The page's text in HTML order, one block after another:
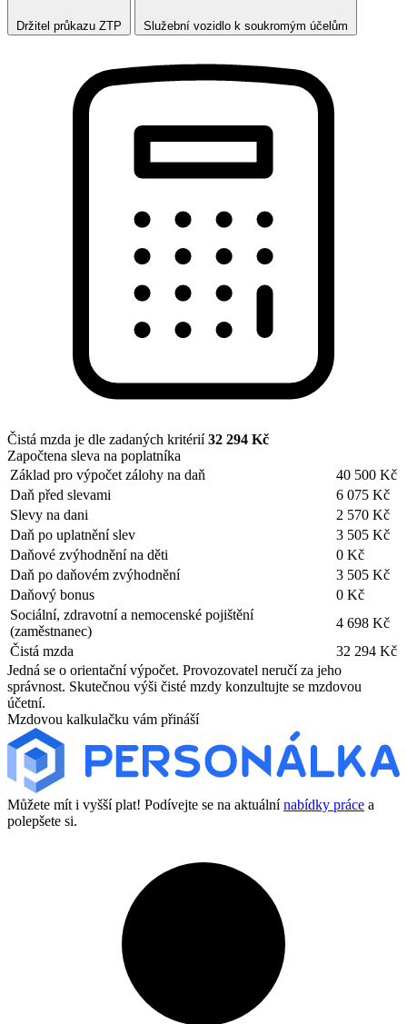
Držitel průkazu ZTP Služební vozidlo k soukromým účelům
Čistá mzda je dle zadaných kritérií32 294 Kč
Započtena sleva na poplatníka
Základ pro výpočet zálohy na daň
40 500 Kč
Daň před slevami
6 075 Kč
Slevy na dani
2 570 Kč
Daň po uplatnění slev
3 505 Kč
Daňové zvýhodnění na děti
0 Kč
Daň po daňovém zvýhodnění
3 505 Kč
Daňový bonus
0 Kč
Sociální, zdravotní a nemocenské pojištění
(zaměstnanec)
4 698 Kč
Čistá mzda
32 294 Kč
Jedná se o orientační výpočet. Provozovatel neručí za jeho
správnost. Skutečnou výši čisté mzdy konzultujte se mzdovou
účetní.
Mzdovou kalkulačku vám přináší
Můžete mít i vyšší plat! Podívejte se na aktuálnínabídky práce a
polepšete si.